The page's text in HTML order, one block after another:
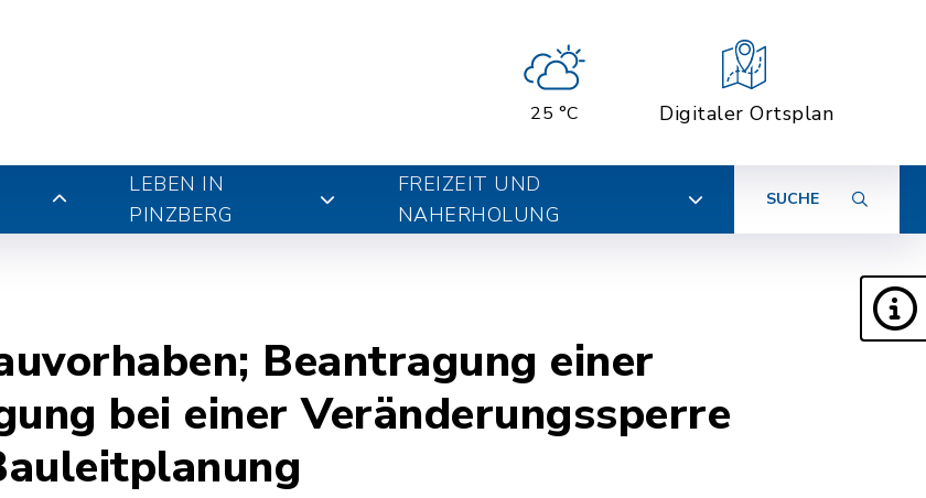
25 °C Digitaler Ortsplan
LEBEN IN
PINZBERG
FREIZEIT UND
NAHERHOLUNG
SUCHE
Beantragung einer
bei einer Veränderungssperre